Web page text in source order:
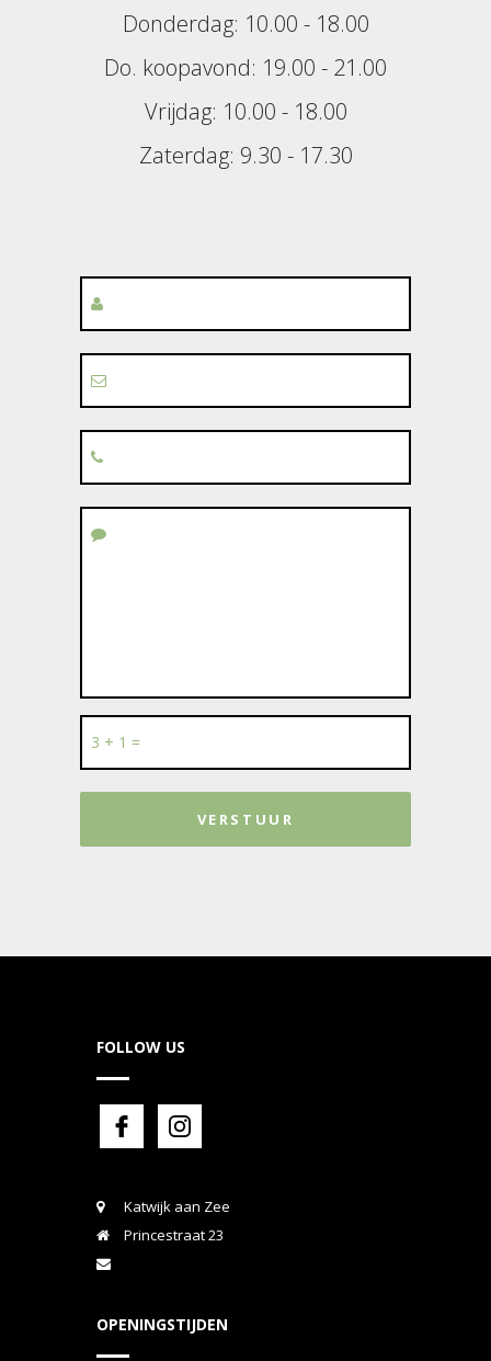
Donderdag: 10.00 - 18.00
Do. koopavond: 19.00 - 21.00
Vrijdag: 10.00 - 18.00
Zaterdag: 9.30 - 17.30
3 + 1 =
FOLLOW US
Katwijk aan Zee
Princestraat 23
OPENINGSTIJDEN